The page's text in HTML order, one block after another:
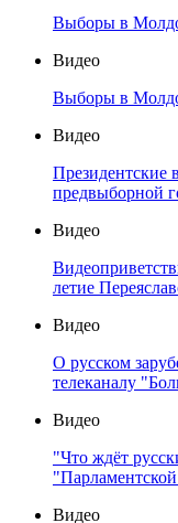
Выборы в
Видео
Выборы в
Видео
Президентские
предвыборной
Видео
летие
Видео
О русском
телеканалу
Видео
"Что ждёт
"Парламентской
Видео